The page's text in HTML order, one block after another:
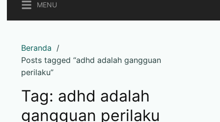
MENU
Beranda
Posts tagged “adhd adalah gangguan
perilaku”
Tag: adhd adalah
gangguan perilaku